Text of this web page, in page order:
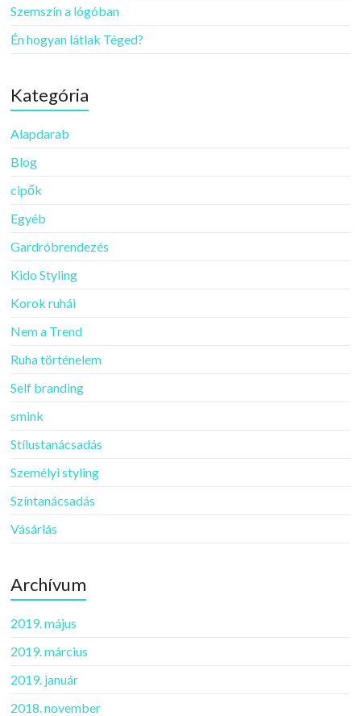
Szemszín a lógóban
Én hogyan látlak Téged?
Kategória
Alapdarab
Blog
cipők
Egyéb
Gardróbrendezés
Kido Styling
Korok ruhái
Nem a Trend
Ruha történelem
Self branding
smink
Stílustanácsadás
Személyi styling
Színtanácsadás
Vásárlás
Archívum
2019. május
2019. március
2019. január
2018. november